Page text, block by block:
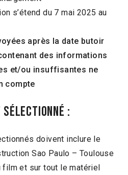
s’étend du 7 mai 2025 au
après la date butoir
des informations
et/ou insuffisantes ne
compte
:
doivent inclure le
Sao Paulo – Toulouse
film et sur tout le matériel